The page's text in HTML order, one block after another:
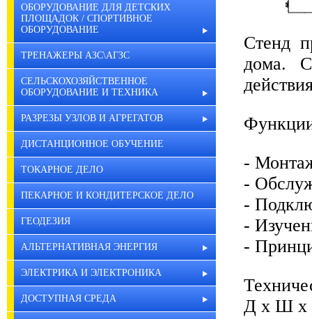
ОБОРУДОВАНИЕ ДЛЯ ДЕТСКИХ
ПЛОЩАДОК / СПОРТИВНОЕ
ОБОРУДОВАНИЕ
ТРЕНАЖЕРЫ АЗС\АГЗС
СЕЛЬСКОХОЗЯЙСТВЕННОЕ
ОБОРУДОВАНИЕ И ТЕХНИКА
РАЗРЕЗЫ УЗЛОВ И АГРЕГАТОВ
ДИСТАНЦИОННОЕ ОБУЧЕНИЕ
ТОКАРНОЕ ДЕЛО
ПЕКАРНОЕ И КОНДИТЕРСКОЕ ДЕЛО
ГЕОДЕЗИЯ
АЛЬТЕРНАТИВНАЯ ЭНЕРГИЯ
ЭЛЕКТРИКА И ЭЛЕКТРОНИКА
ДОСТУПНАЯ СРЕДА
Стенд
дома.
-
-
-
-
-
Д х Ш х